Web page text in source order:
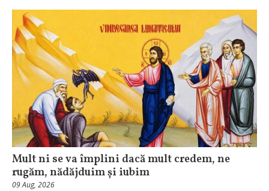
Mult ni se va împlini dacă mult credem, ne
rugăm, nădăjduim și iubim
09 Aug, 2026